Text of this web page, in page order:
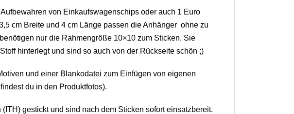
von Einkaufswagenschips oder auch 1 Euro
cm Breite und 4 cm Länge passen die Anhänger ohne zu
nur die Rahmengröße 10×10 zum Sticken. Sie
hinterlegt und sind so auch von der Rückseite schön ;)
und einer Blankodatei zum Einfügen von eigenen
du in den Produktfotos).
gestickt und sind nach dem Sticken sofort einsatzbereit.